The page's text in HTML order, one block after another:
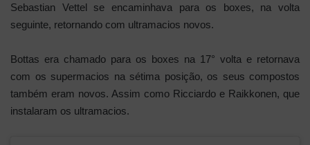
Sebastian Vettel se encaminhava para os boxes, na volta
seguinte, retornando com ultramacios novos.
Bottas era chamado para os boxes na 17° volta e retornava
com os supermacios na sétima posição, os seus compostos
também eram novos. Assim como Ricciardo e Raikkonen, que
instalaram os ultramacios.